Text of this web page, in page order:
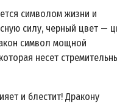
символом жизни и
силу, черный цвет —
символ мощной
несет
и блестит! Дракону